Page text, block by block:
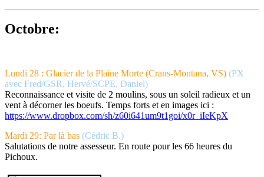
Octobre:
Lundi 28 : Glacier de la Plaine Morte (Crans-Montana, VS) (PX
avec Fred/GSR, Hervé/SCPE, Daniel)
Reconnaissance et visite de 2 moulins, sous un soleil radieux et un
vent à décorner les boeufs. Temps forts et en images ici :
https://www.dropbox.com/sh/z60i641um9t1goi/x0r_iIeKpX
Mardi 29: Par là bas (Cédric B.)
Salutations de notre assesseur. En route pour les 66 heures du
Pichoux.